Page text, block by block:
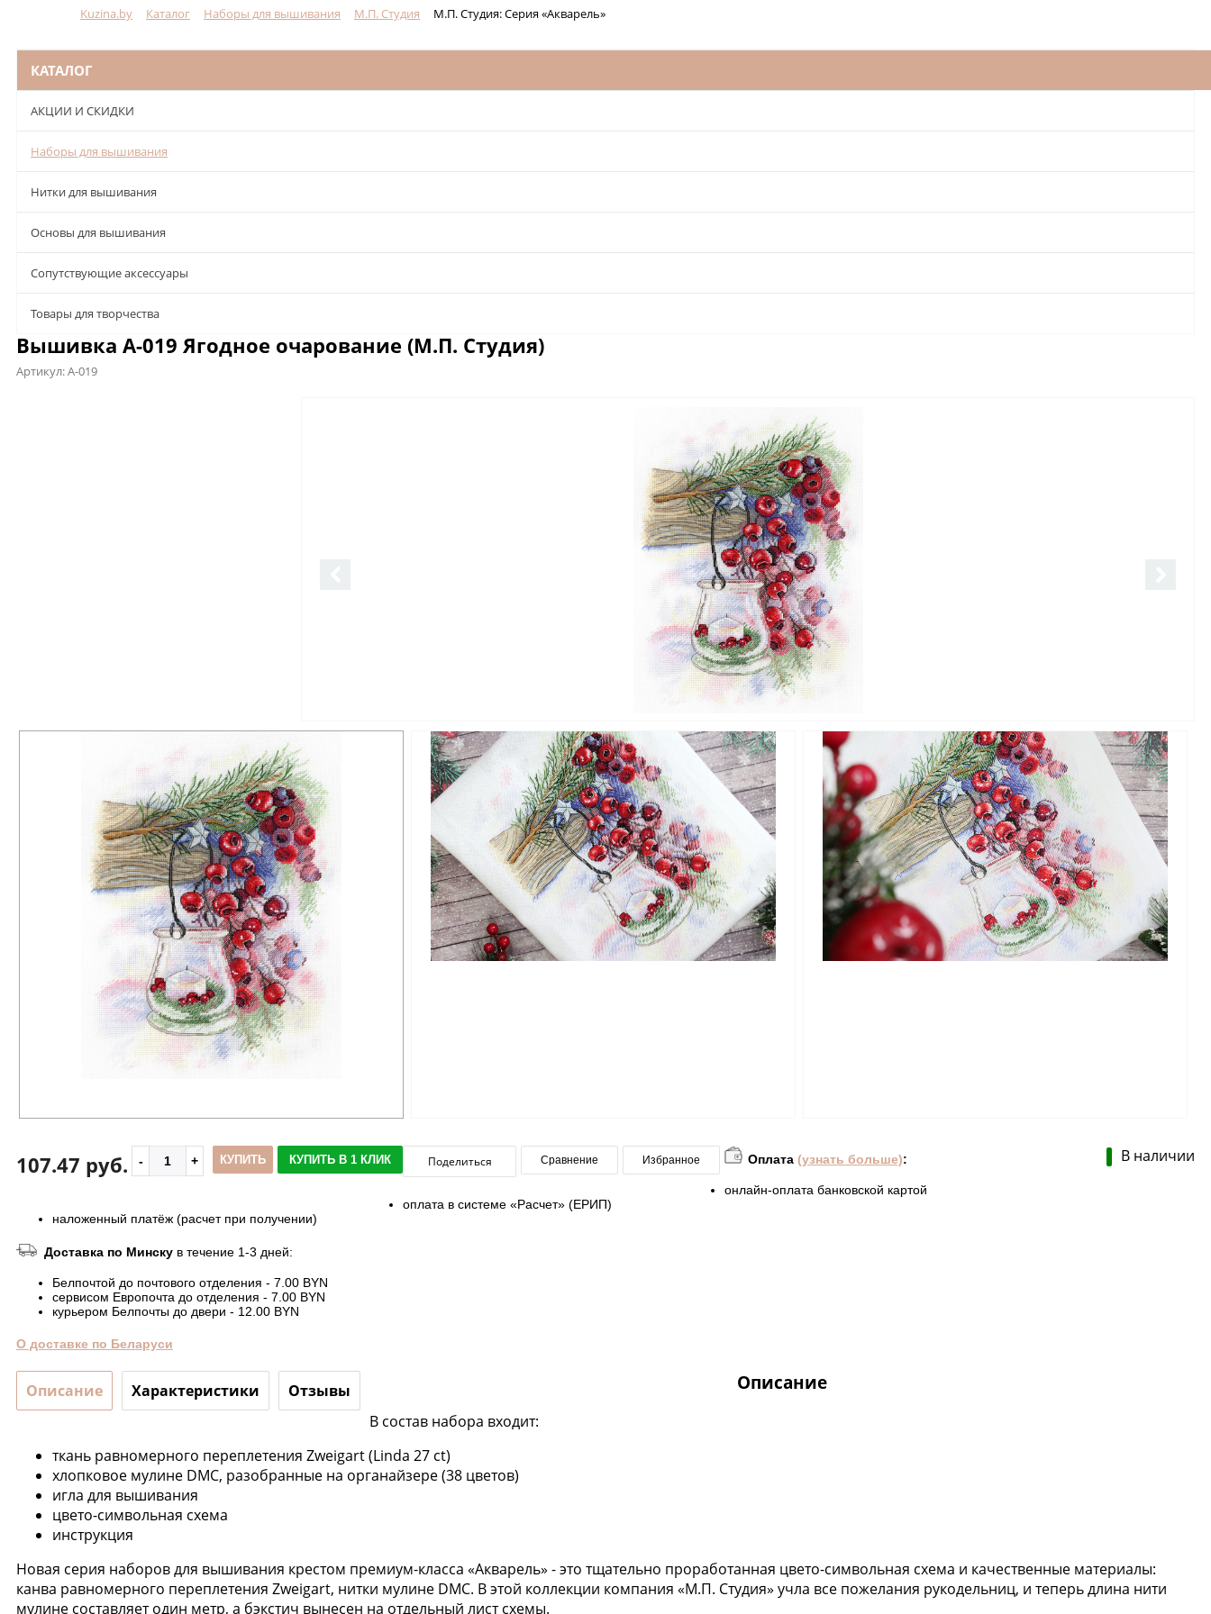
Kuzina.by Каталог Наборы для вышивания М.П. Студия М.П. Студия: Серия «Акварель»
КАТАЛОГ
АКЦИИ И СКИДКИ
Наборы для вышивания
Нитки для вышивания
Основы для вышивания
Сопутствующие аксессуары
Товары для творчества
Вышивка А-019 Ягодное очарование (М.П. Студия)
Артикул:А-019
В наличии
107.47 руб. КУПИТЬ КУПИТЬ В 1 КЛИК Поделиться Сравнение Избранное Оплата (узнать больше):
онлайн-оплата банковской картой
оплата в системе «Расчет» (ЕРИП)
наложенный платёж (расчет при получении)
Доставка по Минску в течение 1-3 дней:
Белпочтой до почтового отделения - 7.00 BYN
сервисом Европочта до отделения - 7.00 BYN
курьером Белпочты до двери - 12.00 BYN
О доставке по Беларуси
Описание Характеристики Отзывы Описание
В состав набора входит:
ткань равномерного переплетения Zweigart (Linda 27 ct)
хлопковое мулине DMC, разобранные на органайзере (38 цветов)
игла для вышивания
цвето-символьная схема
инструкция
Новая серия наборов для вышивания крестом премиум-класса «Акварель» - это тщательно проработанная цвето-символьная схема и качественные материалы:
канва равномерного переплетения Zweigart, нитки мулине DMC. В этой коллекции компания «М.П. Студия» учла все пожелания рукодельниц, и теперь длина нити
мулине составляет один метр, а бэкстич вынесен на отдельный лист схемы.